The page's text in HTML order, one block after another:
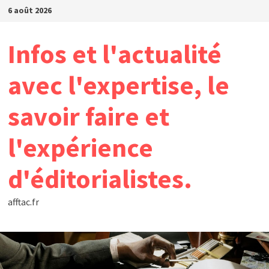
Passer
6 août 2026
Infos et l'actualité
avec l'expertise, le
savoir faire et
l'expérience
d'éditorialistes.
afftac.fr